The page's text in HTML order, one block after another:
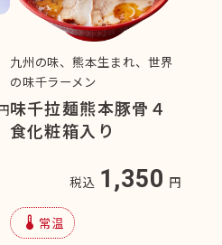
九州の味、熊本生まれ、世界
の味千ラーメン
味千拉麺熊本豚骨４
食化粧箱入り
税込 1,350 円
device_thermostat 常温